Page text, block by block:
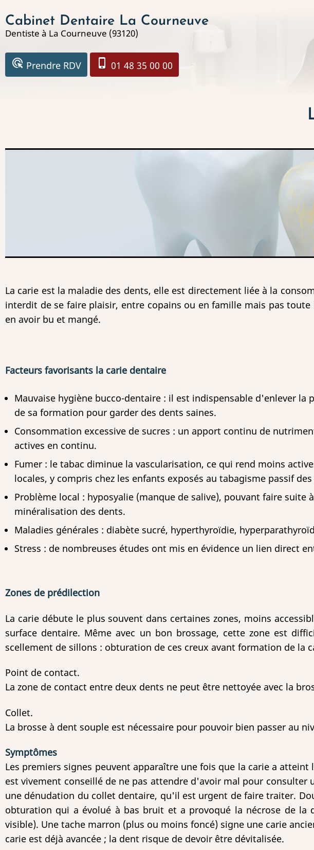
au
contenu
principal
Cabinet Dentaire La Courneuve
Dentiste à La Courneuve (93120)
ads_click Prendre RDV phone_iphone 01 48 35 00 00
La carie est la maladie des dents, elle est directement liée à la
interdit de se faire plaisir, entre copains ou en famille mais pas
en avoir bu et mangé.
Facteurs favorisants la carie dentaire
Mauvaise hygiène bucco-dentaire : il est indispensable d'enlever la
de sa formation pour garder des dents saines.
Consommation excessive de sucres : un apport continu de
actives en continu.
Fumer : le tabac diminue la vascularisation, ce qui rend moins
locales, y compris chez les enfants exposés au tabagisme passif
Problème local : hyposyalie (manque de salive), pouvant faire
minéralisation des dents.
Maladies générales : diabète sucré, hyperthyroïdie,
Stress : de nombreuses études ont mis en évidence un lien direct
Zones de prédilection
La carie débute le plus souvent dans certaines zones, moins
surface dentaire. Même avec un bon brossage, cette zone est
scellement de sillons : obturation de ces creux avant formation de la
Point de contact.
La zone de contact entre deux dents ne peut être nettoyée avec la
Collet.
La brosse à dent souple est nécessaire pour pouvoir bien passer au
Symptômes
Les premiers signes peuvent apparaître une fois que la carie a
est vivement conseillé de ne pas attendre d'avoir mal pour
une dénudation du collet dentaire, qu'il est urgent de faire traiter.
obturation qui a évolué à bas bruit et a provoqué la nécrose de la
visible). Une tache marron (plus ou moins foncé) signe une carie
carie est déjà avancée ; la dent risque de devoir être dévitalisée.